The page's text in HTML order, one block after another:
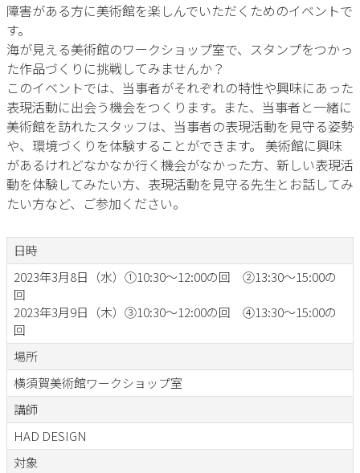
障害がある方に美術館を楽しんでいただくためのイベントで
す。
海が見える美術館のワークショップ室で、スタンプをつかっ
た作品づくりに挑戦してみませんか？
このイベントでは、当事者がそれぞれの特性や興味にあった
表現活動に出会う機会をつくります。また、当事者と一緒に
美術館を訪れたスタッフは、当事者の表現活動を見守る姿勢
や、環境づくりを体験することができます。 美術館に興味
があるけれどなかなか行く機会がなかった方、新しい表現活
動を体験してみたい方、表現活動を見守る先生とお話してみ
たい方など、ご参加ください。
日時
2023年3月8日（水）①10:30～12:00の回 ②13:30～15:00の
回
2023年3月9日（木）③10:30～12:00の回 ④13:30～15:00の
回
場所
横須賀美術館ワークショップ室
講師
HAD DESIGN
対象